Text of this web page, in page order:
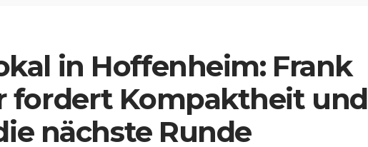
in Hoffenheim: Frank
fordert Kompaktheit und
nächste Runde